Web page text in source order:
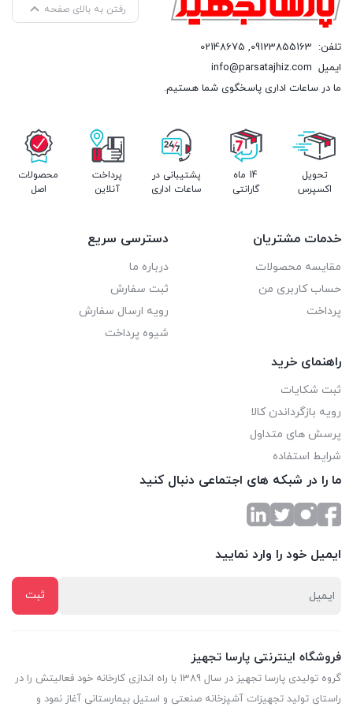
ترموستات کنترل کننده دمای دقیق دانفوس
ویژگی های دستگاه آبسردکن چهار شیر مدل 4NBS در یک نگاه
ایزو 14001: استاندارد هماهنگی محصول با الزامات زیست محیطی و
حفاظت از آن در تعادل با نیازهای اجتماعی – اقتصادی
سفارش و خرید
خدمات پس از فروش عرضه می شوند. خریداران گرامی برای اطلاع از
نحوه ثبت سفارش با شماره‌های سایت فروشگاه پارسا تجهیز تماس
حاصل فرمایید. کارشناسان ما آماده پاسخگویی می باشند.
رفتن به بالای صفحه
تلفن: 09123855163
,
02148675
ایمیل info@parsatajhiz.com
ما در ساعات اداری پاسخگوی شما هستیم.
تحویل
اکسپرس
14 ماه
گارانتی
پشتیبانی در
ساعات اداری
پرداخت
آنلاین
محصولات
اصل
خدمات مشتریان
مقایسه محصولات
حساب کاربری من
پرداخت
دسترسی سریع
درباره ما
ثبت سفارش
رویه ارسال سفارش
شیوه پرداخت
راهنمای خرید
ثبت شکایات
رویه بازگرداندن کالا
پرسش های متداول
شرایط استفاده
ما را در شبکه های اجتماعی دنبال کنید
ایمیل خود را وارد نمایید
فروشگاه اینترنتی پارسا تجهیز
گروه تولیدی پارسا تجهیز در سال 1389 با راه اندازی کارخانه خود فعالیتش را در
راستای تولید تجهیزات آشپزخانه صنعتی و استیل بیمارستانی آغاز نمود و